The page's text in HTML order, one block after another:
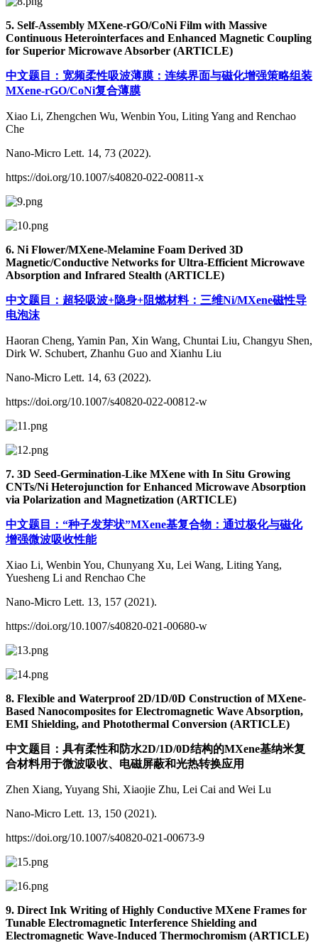
5. Self-Assembly MXene-rGO/CoNi Film with Massive
Continuous Heterointerfaces and Enhanced Magnetic Coupling
for Superior Microwave Absorber (ARTICLE)
中文题目：宽频柔性吸波薄膜：连续界面与磁化增强策略组装
MXene-rGO/CoNi复合薄膜
Xiao Li, Zhengchen Wu, Wenbin You, Liting Yang and Renchao
Che
Nano-Micro Lett. 14, 73 (2022).
https://doi.org/10.1007/s40820-022-00811-x
6. Ni Flower/MXene-Melamine Foam Derived 3D
Magnetic/Conductive Networks for Ultra-Efficient Microwave
Absorption and Infrared Stealth (ARTICLE)
中文题目：超轻吸波+隐身+阻燃材料：三维Ni/MXene磁性导
电泡沫
Haoran Cheng, Yamin Pan, Xin Wang, Chuntai Liu, Changyu Shen,
Dirk W. Schubert, Zhanhu Guo and Xianhu Liu
Nano-Micro Lett. 14, 63 (2022).
https://doi.org/10.1007/s40820-022-00812-w
7. 3D Seed-Germination-Like MXene with In Situ Growing
CNTs/Ni Heterojunction for Enhanced Microwave Absorption
via Polarization and Magnetization (ARTICLE)
中文题目：“种子发芽状”MXene基复合物：通过极化与磁化
增强微波吸收性能
Xiao Li, Wenbin You, Chunyang Xu, Lei Wang, Liting Yang,
Yuesheng Li and Renchao Che
Nano-Micro Lett. 13, 157 (2021).
https://doi.org/10.1007/s40820-021-00680-w
8. Flexible and Waterproof 2D/1D/0D Construction of MXene-
Based Nanocomposites for Electromagnetic Wave Absorption,
EMI Shielding, and Photothermal Conversion (ARTICLE)
中文题目：具有柔性和防水2D/1D/0D结构的MXene基纳米复
合材料用于微波吸收、电磁屏蔽和光热转换应用
Zhen Xiang, Yuyang Shi, Xiaojie Zhu, Lei Cai and Wei Lu
Nano-Micro Lett. 13, 150 (2021).
https://doi.org/10.1007/s40820-021-00673-9
9. Direct Ink Writing of Highly Conductive MXene Frames for
Tunable Electromagnetic Interference Shielding and
Electromagnetic Wave-Induced Thermochromism (ARTICLE)